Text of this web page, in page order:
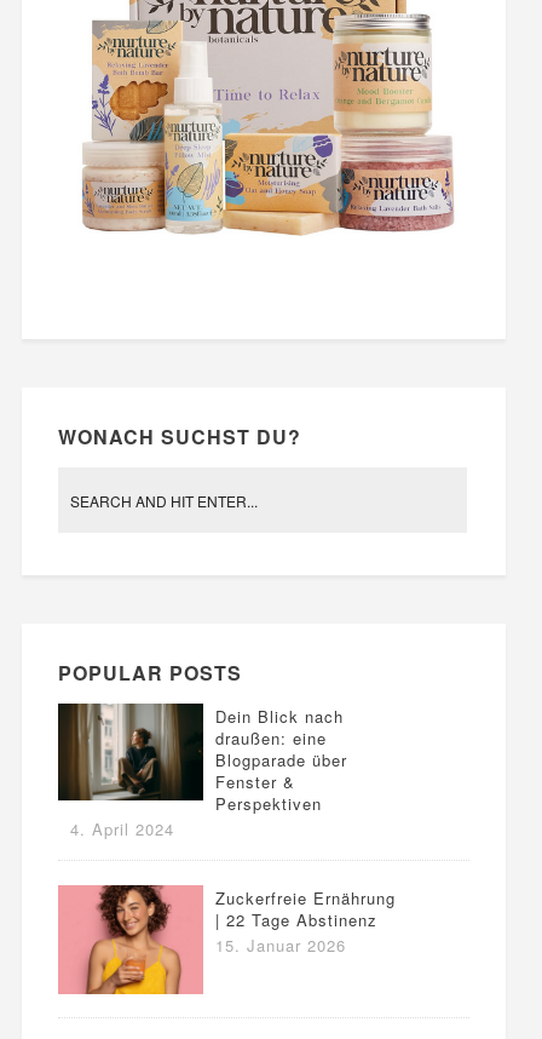
WONACH SUCHST DU?
POPULAR POSTS
Dein Blick nach
draußen: eine
Blogparade über
Fenster &
Perspektiven
4. April 2024
Zuckerfreie Ernährung
| 22 Tage Abstinenz
15. Januar 2026